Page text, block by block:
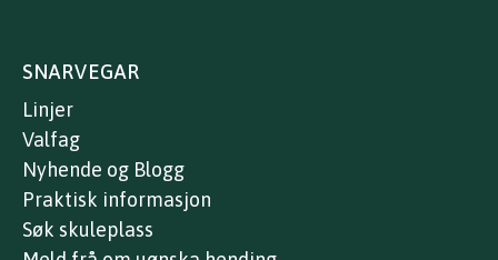
SNARVEGAR
Linjer
Valfag
Nyhende og Blogg
Praktisk informasjon
Søk skuleplass